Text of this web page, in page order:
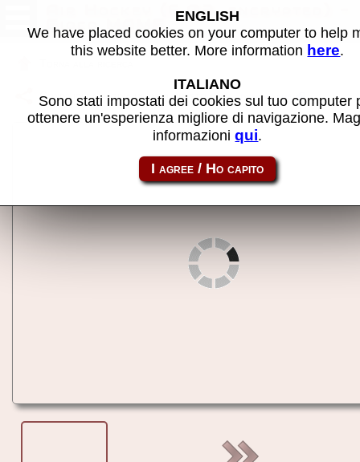
Air Hockey (6.03, encrypted) -
Gioco MAME
Condividi la pagina usando questo link: dynamoaha
ENGLISH
We have placed cookies on your computer to help
this website better. More information here.
ITALIANO
Sono stati impostati dei cookies sul tuo computer
ottenere un'esperienza migliore di navigazione.
informazioniqui.